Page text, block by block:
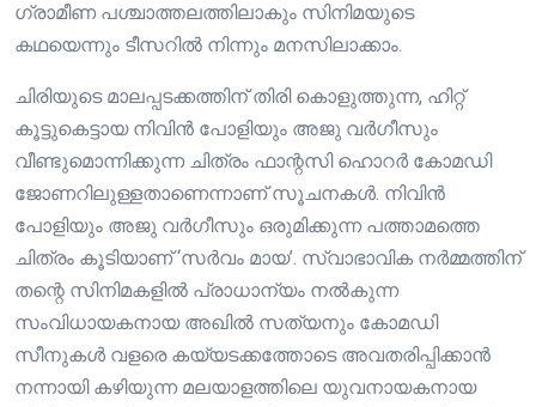
ഗ്രാമീണ പശ്ചാത്തലത്തിലാകും സിനിമയുടെ
കഥയെന്നും ടീസറിൽ നിന്നും മനസിലാക്കാം.
ചിരിയുടെ മാലപ്പടക്കത്തിന് തിരി കൊളുത്തുന്ന, ഹിറ്റ്
കൂട്ടുകെട്ടായ നിവിൻ പോളിയും അജു വർഗീസും
വീണ്ടുമൊന്നിക്കുന്ന ചിത്രം ഫാന്റസി ഹൊറർ കോമഡി
ജോണറിലുള്ളതാണെന്നാണ് സൂചനകൾ. നിവിൻ
പോളിയും അജു വർഗീസും ഒരുമിക്കുന്ന പത്താമത്തെ
ചിത്രം കൂടിയാണ് ‘സർവം മായ’. സ്വാഭാവിക നർമ്മത്തിന്
തന്റെ സിനിമകളിൽ പ്രാധാന്യം നൽകുന്ന
സംവിധായകനായ അഖിൽ സത്യനും കോമഡി
സീനുകൾ വളരെ കയ്യടക്കത്തോടെ അവതരിപ്പിക്കാൻ
നന്നായി കഴിയുന്ന മലയാളത്തിലെ യുവനായകനായ